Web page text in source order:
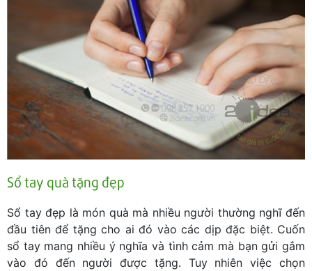
phẩm quà tặng có thể mang lại – đó là sổ tay cao
cấp. Bài viết dưới đây, 2IDEA sẽ giúp các bạn phân biệt
chúng và tìm ra được mẫu sổ tay thích hợp cho doanh
nghiệp của mình.
Sổ tay quà tặng đẹp
Sổ tay đẹp là món quà mà nhiều người thường nghĩ đến
đầu tiên để tặng cho ai đó vào các dịp đặc biệt. Cuốn
sổ tay mang nhiều ý nghĩa và tình cảm mà bạn gửi gắm
vào đó đến người được tặng. Tuy nhiên việc chọn